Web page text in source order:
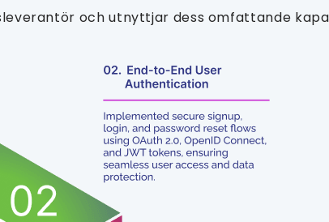
och utnyttjar dess omfattande